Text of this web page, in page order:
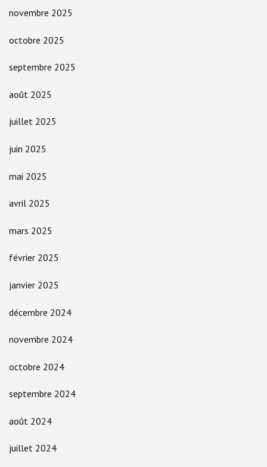
novembre 2025
octobre 2025
septembre 2025
août 2025
juillet 2025
juin 2025
mai 2025
avril 2025
mars 2025
février 2025
janvier 2025
décembre 2024
novembre 2024
octobre 2024
septembre 2024
août 2024
juillet 2024